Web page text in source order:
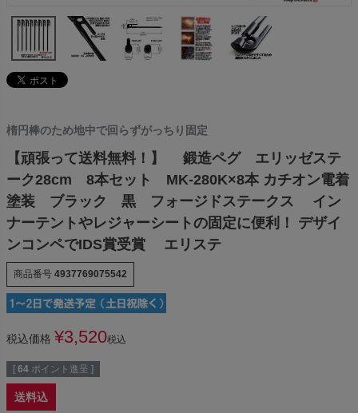
楕円棒のため地中で回らずがっちり固定
【頑張って送料無料！】 鍛造ペグ エリッゼステ
ーク28cm 8本セット MK-280K×8本 カチオン電着
塗装 ブラック 黒 フォージドステークス イン
ナーテントやレジャーシートの固定に便利！ デザイ
ンコンペでIDS賞受賞 エリステ
商品番号 4937769075542
税込価格 ¥3,520税込
[ 64 ポイント進呈 ]
送料込